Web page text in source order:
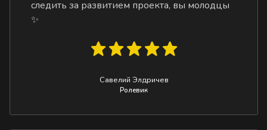
следить за развитием проекта, вы молодцы
✨
Савелий Элдричев
Ролевик